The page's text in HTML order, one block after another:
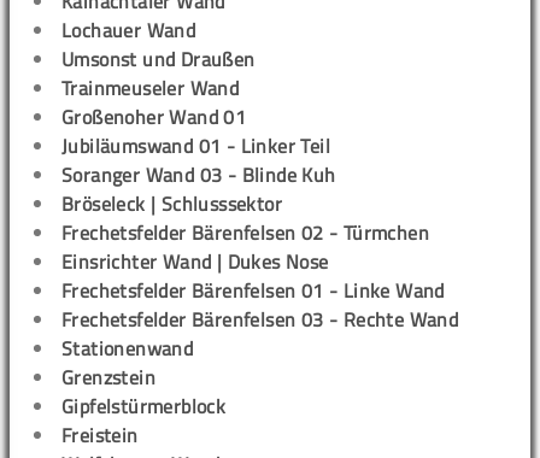
Lochauer Wand
Umsonst und Draußen
Trainmeuseler Wand
Großenoher Wand 01
Jubiläumswand 01 - Linker Teil
Soranger Wand 03 - Blinde Kuh
Bröseleck | Schlusssektor
Frechetsfelder Bärenfelsen 02 - Türmchen
Einsrichter Wand | Dukes Nose
Frechetsfelder Bärenfelsen 01 - Linke Wand
Frechetsfelder Bärenfelsen 03 - Rechte Wand
Stationenwand
Grenzstein
Gipfelstürmerblock
Freistein